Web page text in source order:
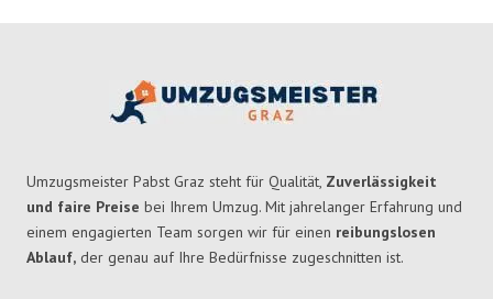
Umzugsmeister Pabst Graz steht für Qualität, Zuverlässigkeit
und faire Preise bei Ihrem Umzug. Mit jahrelanger Erfahrung und
einem engagierten Team sorgen wir für einen reibungslosen
Ablauf, der genau auf Ihre Bedürfnisse zugeschnitten ist.